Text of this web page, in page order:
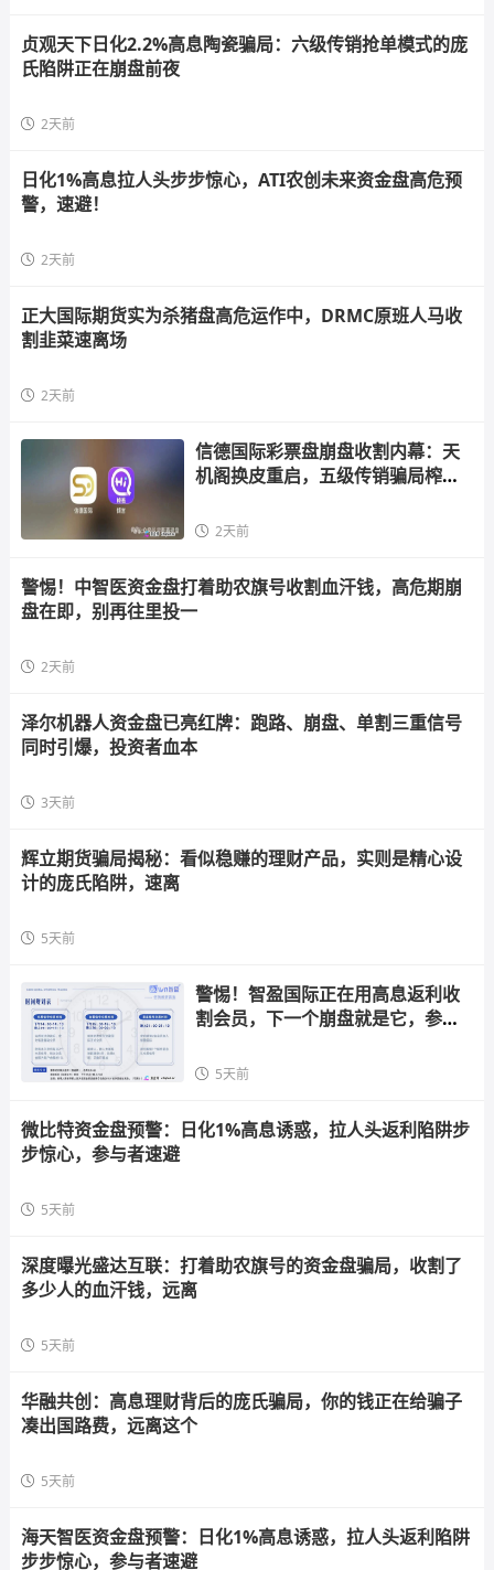
贞观天下日化2.2%高息陶瓷骗局：六级传销抢单模式的庞
氏陷阱正在崩盘前夜
2天前
日化1%高息拉人头步步惊心，ATI农创未来资金盘高危预
警，速避！
2天前
正大国际期货实为杀猪盘高危运作中，DRMC原班人马收
割韭菜速离场
2天前
信德国际彩票盘崩盘收割内幕：天
机阁换皮重启，五级传销骗局榨干
2天前
警惕！中智医资金盘打着助农旗号收割血汗钱，高危期崩
盘在即，别再往里投一
2天前
泽尔机器人资金盘已亮红牌：跑路、崩盘、单割三重信号
同时引爆，投资者血本
3天前
辉立期货骗局揭秘：看似稳赚的理财产品，实则是精心设
计的庞氏陷阱，速离
5天前
警惕！智盈国际正在用高息返利收
割会员，下一个崩盘就是它，参与
5天前
微比特资金盘预警：日化1%高息诱惑，拉人头返利陷阱步
步惊心，参与者速避
5天前
深度曝光盛达互联：打着助农旗号的资金盘骗局，收割了
多少人的血汗钱，远离
5天前
华融共创：高息理财背后的庞氏骗局，你的钱正在给骗子
凑出国路费，远离这个
5天前
海天智医资金盘预警：日化1%高息诱惑，拉人头返利陷阱
步步惊心，参与者速避